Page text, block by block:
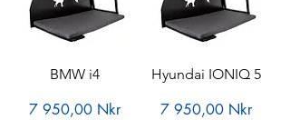
BMW i4
Pris
7 950,00 Nkr
Hyundai IONIQ 5
Pris
7 950,00 Nkr